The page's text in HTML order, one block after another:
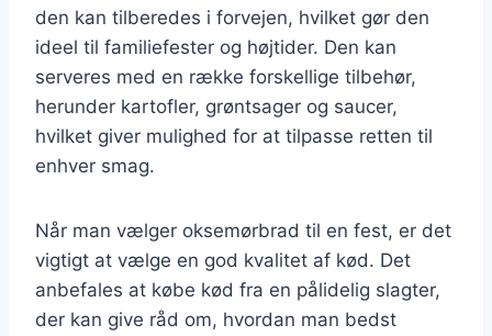
den kan tilberedes i forvejen, hvilket gør den
ideel til familiefester og højtider. Den kan
serveres med en række forskellige tilbehør,
herunder kartofler, grøntsager og saucer,
hvilket giver mulighed for at tilpasse retten til
enhver smag.
Når man vælger oksemørbrad til en fest, er det
vigtigt at vælge en god kvalitet af kød. Det
anbefales at købe kød fra en pålidelig slagter,
der kan give råd om, hvordan man bedst